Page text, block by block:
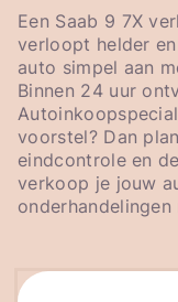
Een Saab 9 7X
verloopt helder
auto simpel aan
Binnen 24 uur
voorstel? Dan
eindcontrole en
verkoop je jouw